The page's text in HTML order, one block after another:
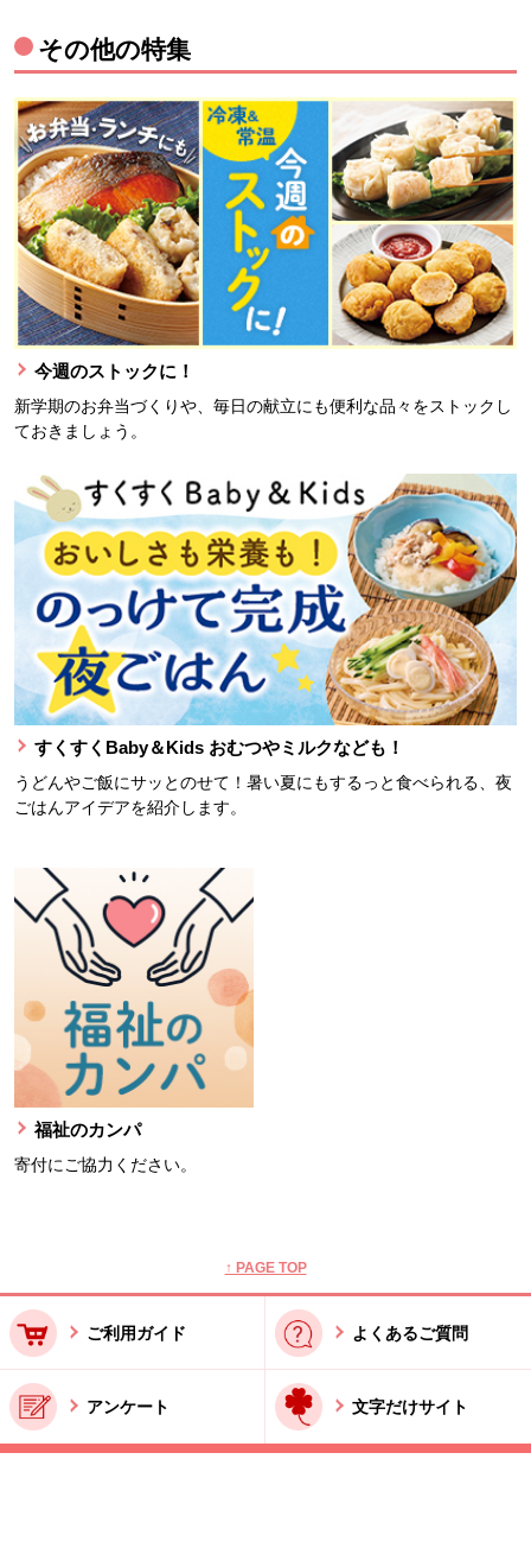
その他の特集
今週のストックに！
新学期のお弁当づくりや、毎日の献立にも便利な品々をストックし
ておきましょう。
すくすくBaby＆Kids おむつやミルクなども！
うどんやご飯にサッとのせて！暑い夏にもするっと食べられる、夜
ごはんアイデアを紹介します。
福祉のカンパ
寄付にご協力ください。
↑ PAGE TOP
ご利用ガイド よくあるご質問
アンケート 文字だけサイト